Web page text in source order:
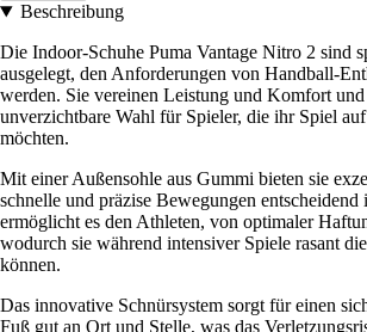
Beschreibung
Die Indoor-Schuhe Puma Vantage Nitro 2 sind
ausgelegt, den Anforderungen von Handball-
werden. Sie vereinen Leistung und Komfort
unverzichtbare Wahl für Spieler, die ihr Spiel
möchten.
Mit einer Außensohle aus Gummi bieten sie
schnelle und präzise Bewegungen entscheidend
ermöglicht es den Athleten, von optimaler
wodurch sie während intensiver Spiele rasant
können.
Das innovative Schnürsystem sorgt für einen
Fuß gut an Ort und Stelle, was das